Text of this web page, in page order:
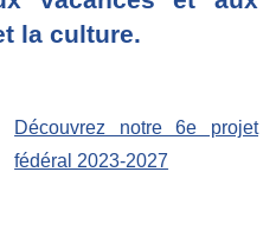
la culture.
Découvrez notre 6e projet
fédéral 2023-2027